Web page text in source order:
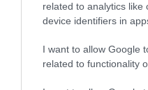
related to analytics like
device identifiers in
I want to allow Google
related to functionality
Σ. Καλαφάτης: «Η
δεν είναι απλώς μια
νέα τεχνολογία, είναι